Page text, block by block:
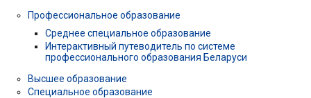
Профессиональное образование
Среднее специальное образование
Интерактивный путеводитель по системе
профессионального образования Беларуси
Высшее образование
Специальное образование